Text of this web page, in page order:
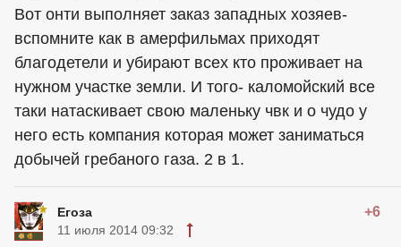
Вот онти выполняет заказ западных хозяев-
вспомните как в амерфильмах приходят
благодетели и убирают всех кто проживает на
нужном участке земли. И того- каломойский все
таки натаскивает свою маленьку чвк и о чудо у
него есть компания которая может заниматься
добычей гребаного газа. 2 в 1.
Егоза +6
11 июля 2014 09:32